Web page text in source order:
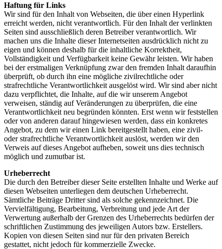
Haftung für Links
Wir sind für den Inhalt von Webseiten, die über einen Hyperlink
erreicht werden, nicht verantwortlich. Für den Inhalt der verlinkten
Seiten sind ausschließlich deren Betreiber verantwortlich. Wir
machen uns die Inhalte dieser Internetseiten ausdrücklich nicht zu
eigen und können deshalb für die inhaltliche Korrektheit,
Vollständigkeit und Verfügbarkeit keine Gewähr leisten. Wir haben
bei der erstmaligen Verknüpfung zwar den fremden Inhalt daraufhin
überprüft, ob durch ihn eine mögliche zivilrechtliche oder
strafrechtliche Verantwortlichkeit ausgelöst wird. Wir sind aber nicht
dazu verpflichtet, die Inhalte, auf die wir unserem Angebot
verweisen, ständig auf Veränderungen zu überprüfen, die eine
Verantwortlichkeit neu begründen könnten. Erst wenn wir feststellen
oder von anderen darauf hingewiesen werden, dass ein konkretes
Angebot, zu dem wir einen Link bereitgestellt haben, eine zivil-
oder strafrechtliche Verantwortlichkeit auslöst, werden wir den
Verweis auf dieses Angebot aufheben, soweit uns dies technisch
möglich und zumutbar ist.
Urheberrecht
Die durch den Betreiber dieser Seite erstellten Inhalte und Werke auf
diesen Webseiten unterliegen dem deutschen Urheberrecht.
Sämtliche Beiträge Dritter sind als solche gekennzeichnet. Die
Vervielfältigung, Bearbeitung, Verbreitung und jede Art der
Verwertung außerhalb der Grenzen des Urheberrechts bedürfen der
schriftlichen Zustimmung des jeweiligen Autors bzw. Erstellers.
Kopien von diesen Seiten sind nur für den privaten Bereich
gestattet, nicht jedoch für kommerzielle Zwecke.